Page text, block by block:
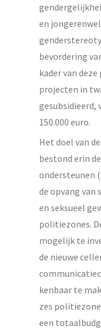
en
bevordering
kader van
projecten in
gesubsidieerd,
150.000 euro.
Het doel van
bestond erin
ondersteunen
de opvang
en seksueel
politiezones.
mogelijk te
de nieuwe
kenbaar te
zes
een